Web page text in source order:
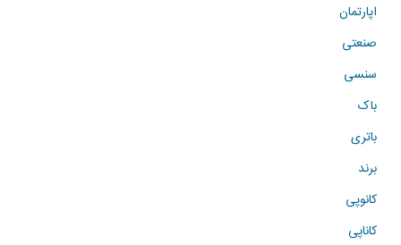
اپارتمان
صنعتی
سنسی
باک
باتری
برند
کانوپی
کاناپی